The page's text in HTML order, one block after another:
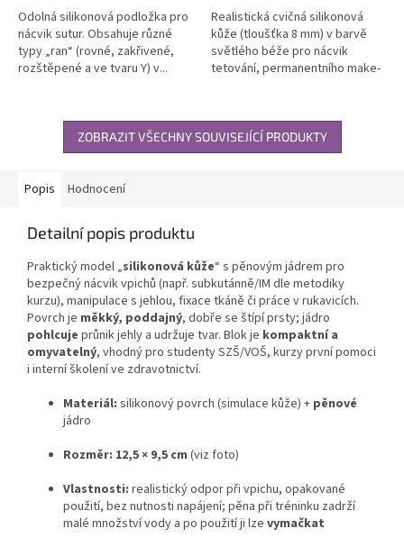
Odolná silikonová podložka pro
nácvik sutur. Obsahuje různé
typy „ran“ (rovné, zakřivené,
rozštěpené a ve tvaru Y) v...
Realistická cvičná silikonová
kůže (tloušťka 8 mm) v barvě
světlého béže pro nácvik
tetování, permanentního make-
ZOBRAZIT VŠECHNY SOUVISEJÍCÍ PRODUKTY
Popis Hodnocení
Detailní popis produktu
Praktický model „silikonová kůže“ s pěnovým jádrem pro
bezpečný nácvik vpichů (např. subkutánně/IM dle metodiky
kurzu), manipulace s jehlou, fixace tkáně či práce v rukavicích.
Povrch je měkký, poddajný, dobře se štípí prsty; jádro
pohlcuje průnik jehly a udržuje tvar. Blok je kompaktní a
omyvatelný, vhodný pro studenty SZŠ/VOŠ, kurzy první pomoci
i interní školení ve zdravotnictví.
Materiál: silikonový povrch (simulace kůže) + pěnové
jádro
Rozměr: 12,5 × 9,5 cm (viz foto)
Vlastnosti: realistický odpor při vpichu, opakované
použití, bez nutnosti napájení; pěna při tréninku zadrží
malé množství vody a po použití ji lze vymačkat